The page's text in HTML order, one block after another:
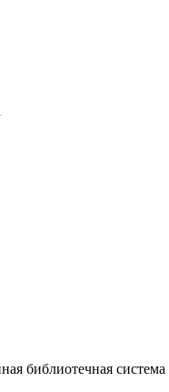
библиотечная система